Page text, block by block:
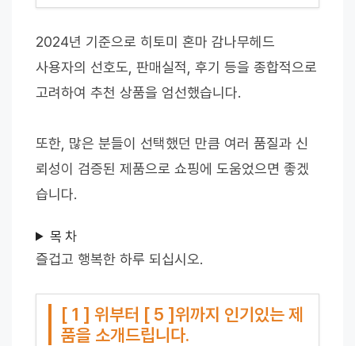
2024년 기준으로 히토미 혼마 감나무헤드
사용자의 선호도, 판매실적, 후기 등을 종합적으로
고려하여 추천 상품을 엄선했습니다.
또한, 많은 분들이 선택했던 만큼 여러 품질과 신
뢰성이 검증된 제품으로 쇼핑에 도움었으면 좋겠
습니다.
목 차
즐겁고 행복한 하루 되십시오.
[ 1 ] 위부터 [ 5 ]위까지 인기있는 제
품을 소개드립니다.